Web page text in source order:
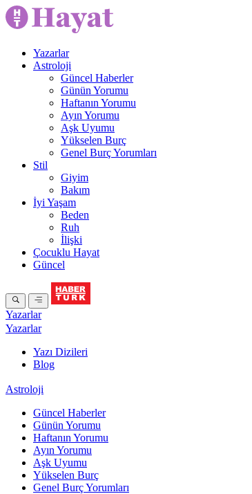
Yazarlar
Astroloji
Güncel Haberler
Günün Yorumu
Haftanın Yorumu
Ayın Yorumu
Aşk Uyumu
Yükselen Burç
Genel Burç Yorumları
Stil
Giyim
Bakım
İyi Yaşam
Beden
Ruh
İlişki
Çocuklu Hayat
Güncel
Yazarlar
Yazarlar
Yazı Dizileri
Blog
Astroloji
Güncel Haberler
Günün Yorumu
Haftanın Yorumu
Ayın Yorumu
Aşk Uyumu
Yükselen Burç
Genel Burç Yorumları